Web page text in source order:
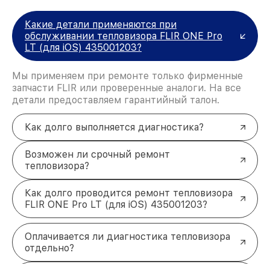
Какие детали применяются при
обслуживании тепловизора FLIR ONE Pro
LT (для iOS) 435001203?
Мы применяем при ремонте только фирменные
запчасти FLIR или проверенные аналоги. На все
детали предоставляем гарантийный талон.
Как долго выполняется диагностика?
Возможен ли срочный ремонт
тепловизора?
Как долго проводится ремонт тепловизора
FLIR ONE Pro LT (для iOS) 435001203?
Оплачивается ли диагностика тепловизора
отдельно?